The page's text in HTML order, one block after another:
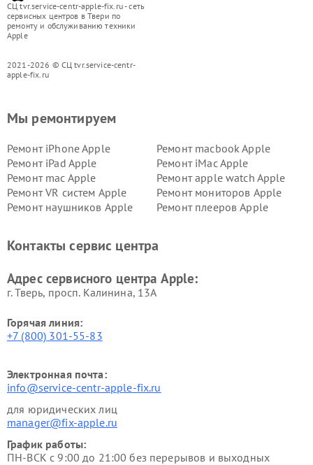
СЦ tvr.service-centr-apple-fix.ru - сеть
сервисных центров в Твери по
ремонту и обслуживанию техники
Apple
2021-2026 © СЦ tvr.service-centr-
apple-fix.ru
Мы ремонтируем
Ремонт iPhone Apple
Ремонт macbook Apple
Ремонт iPad Apple
Ремонт iMac Apple
Ремонт mac Apple
Ремонт apple watch Apple
Ремонт VR систем Apple
Ремонт мониторов Apple
Ремонт наушников Apple
Ремонт плееров Apple
Контакты сервис центра
Адрес сервисного центра Apple:
г. Тверь, просп. Калинина, 13А
Горячая линия:
+7 (800) 301-55-83
Электронная почта:
info@service-centr-apple-fix.ru
для юридических лиц
manager@fix-apple.ru
График работы:
ПН-ВСК с 9:00 до 21:00 без перерывов и выходных